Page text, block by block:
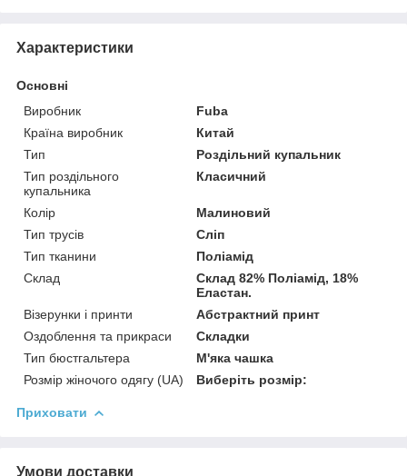
Характеристики
Основні
Виробник
Fuba
Країна виробник
Китай
Тип
Роздільний купальник
Тип роздільного
купальника
Класичний
Колір
Малиновий
Тип трусів
Сліп
Тип тканини
Поліамід
Склад
Склад 82% Поліамід, 18%
Еластан.
Візерунки і принти
Абстрактний принт
Оздоблення та прикраси
Складки
Тип бюстгальтера
М'яка чашка
Розмір жіночого одягу (UA)
Виберіть розмір:
Приховати
Умови доставки